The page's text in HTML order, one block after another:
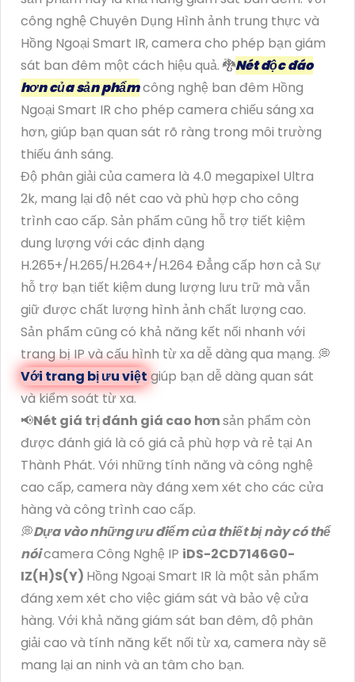
công nghệ Chuyên Dụng Hình ảnh trung thực và
Hồng Ngoại Smart IR, camera cho phép bạn giám
sát ban đêm một cách hiệu quả. 🐉️Nét độc đáo
hơn của sản phẩmcông nghệ ban đêm Hồng
Ngoại Smart IR cho phép camera chiếu sáng xa
hơn, giúp bạn quan sát rõ ràng trong môi trường
thiếu ánh sáng.
Độ phân giải của camera là 4.0 megapixel Ultra
2k, mang lại độ nét cao và phù hợp cho công
trình cao cấp. Sản phẩm cũng hỗ trợ tiết kiệm
dung lượng với các định dạng
H.265+/H.265/H.264+/H.264 Đẳng cấp hơn cả Sự
hỗ trợ bạn tiết kiệm dung lượng lưu trữ mà vẫn
giữ được chất lượng hình ảnh chất lượng cao.
Sản phẩm cũng có khả năng kết nối nhanh với
trang bị IP và cấu hình từ xa dễ dàng qua mạng. 💭
Với trang bị ưu việt giúp bạn dễ dàng quan sát
và kiểm soát từ xa.
📢Nét giá trị đánh giá cao hơnsản phẩm còn
được đánh giá là có giá cả phù hợp và rẻ tại An
Thành Phát. Với những tính năng và công nghệ
cao cấp, camera này đáng xem xét cho các cửa
hàng và công trình cao cấp.
💭Dựa vào những ưu điểm của thiết bị này có thể
nóicamera Công Nghệ IP iDS-2CD7146G0-
IZ(H)S(Y) Hồng Ngoại Smart IR là một sản phẩm
đáng xem xét cho việc giám sát và bảo vệ cửa
hàng. Với khả năng giám sát ban đêm, độ phân
giải cao và tính năng kết nối từ xa, camera này sẽ
mang lại an ninh và an tâm cho bạn.